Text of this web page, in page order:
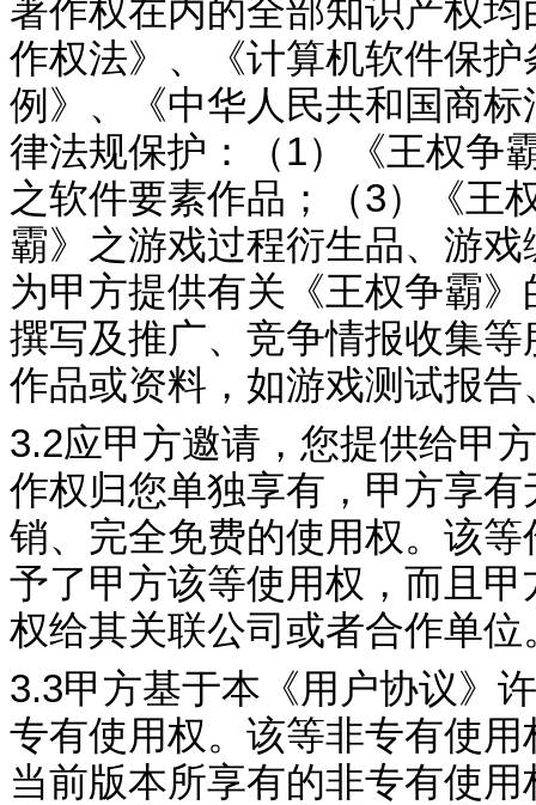
著作权在内的全部知识产权
作权法》、《计算机软件保
例》、《中华人民共和国商
律法规保护：（1）《王权争
之软件要素作品；（3）《王
霸》之游戏过程衍生品、游
为甲方提供有关《王权争霸》
撰写及推广、竞争情报收集
作品或资料，如游戏测试报告
3.2应甲方邀请，您提供给甲
作权归您单独享有，甲方享
销、完全免费的使用权。该
予了甲方该等使用权，而且
权给其关联公司或者合作单
3.3甲方基于本《用户协议》
专有使用权。该等非专有使
当前版本所享有的非专有使